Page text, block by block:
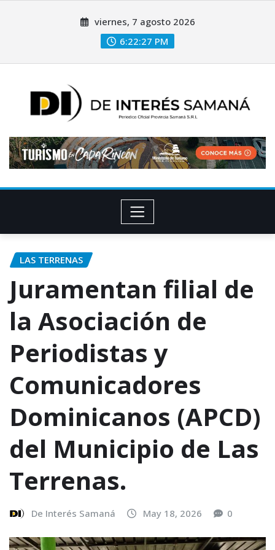
viernes, 7 agosto 2026
6:22:29 PM
LAS TERRENAS
Juramentan filial de
la Asociación de
Periodistas y
Comunicadores
Dominicanos (APCD)
del Municipio de Las
Terrenas.
De Interés Samaná May 18, 2026 0